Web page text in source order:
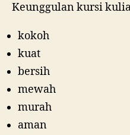
Keunggulan kursi
kokoh
kuat
bersih
mewah
murah
aman